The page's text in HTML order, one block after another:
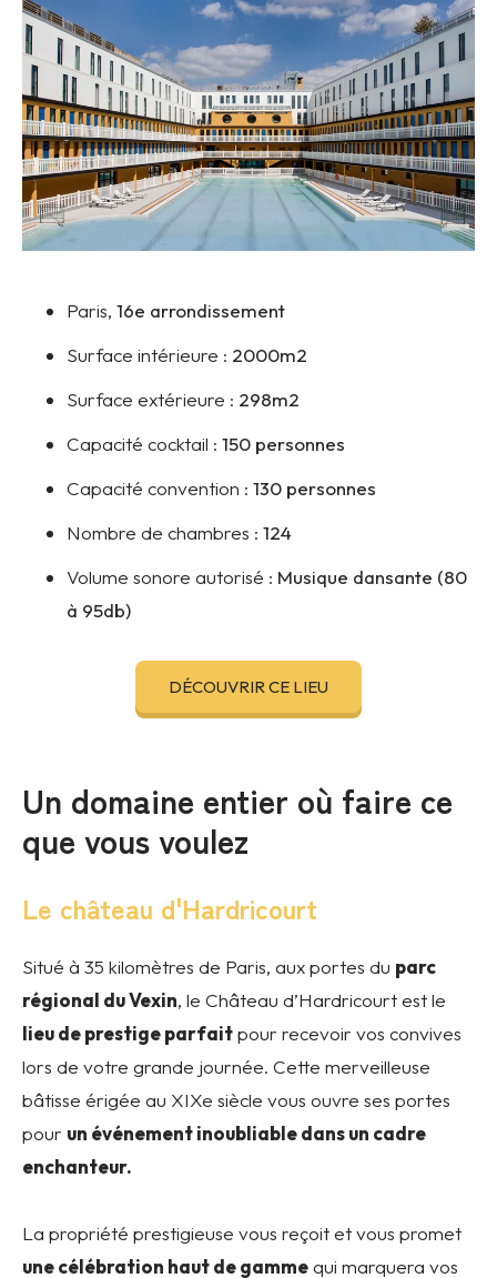
Paris, 16e arrondissement
Surface intérieure : 2000m2
Surface extérieure : 298m2
Capacité cocktail : 150 personnes
Capacité convention : 130 personnes
Nombre de chambres : 124
Volume sonore autorisé : Musique dansante (80
à 95db)
DÉCOUVRIR CE LIEU
Un domaine entier où faire ce
que vous voulez
Le château d'Hardricourt
Situé à 35 kilomètres de Paris, aux portes du parc
régional du Vexin, le Château d’Hardricourt est le
lieu de prestige parfaitpour recevoir vos convives
lors de votre grande journée. Cette merveilleuse
bâtisse érigée au XIXe siècle vous ouvre ses portes
pour un événement inoubliable dans un cadre
enchanteur.
La propriété prestigieuse vous reçoit et vous promet
une célébration haut de gammequi marquera vos